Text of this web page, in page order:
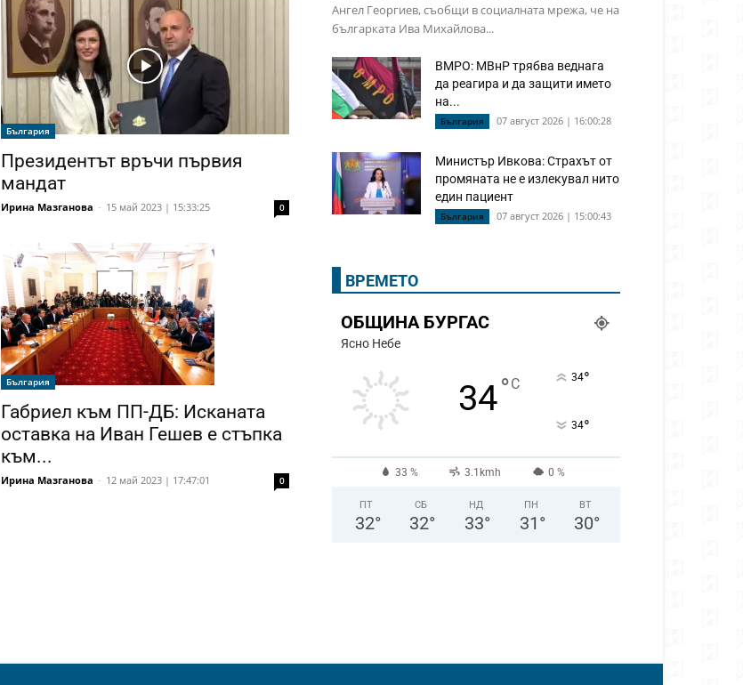
България
Президентът връчи първия
мандат
Ирина Мазганова - 15 май 2023 | 15:33:25 0
България
Габриел към ПП-ДБ: Исканата
оставка на Иван Гешев е стъпка
към...
Ирина Мазганова - 12 май 2023 | 17:47:01 0
Ангел Георгиев, съобщи в социалната мрежа, че на
българката Ива Михайлова...
ВМРО: МВнР трябва веднага
да реагира и да защити името
на...
България 07 август 2026 | 16:00:28
Министър Ивкова: Страхът от
промяната не е излекувал нито
един пациент
България 07 август 2026 | 15:00:43
ВРЕМЕТО
ОБЩИНА БУРГАС
Ясно Небе
34°C 34°
34°
33 % 3.1kmh 0 %
ПТ
32°
СБ
32°
НД
33°
ПН
31 °
ВТ
30°